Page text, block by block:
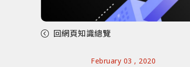
回網頁知識總覽
February 03 , 2020